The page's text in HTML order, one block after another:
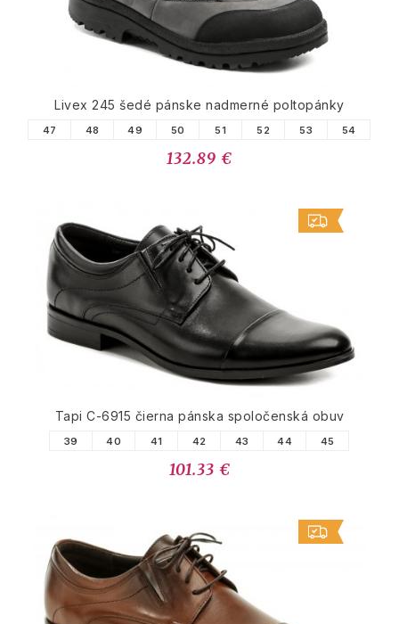
Livex 245 šedé pánske nadmerné poltopánky
47 48 49 50 51 52 53 54
132.89 €
Tapi C-6915 čierna pánska spoločenská obuv
39 40 41 42 43 44 45
101.33 €